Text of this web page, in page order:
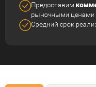
Предоставим
рыночными ценами
Средний срок